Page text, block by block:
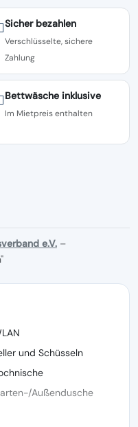
Sicher bezahlen
Verschlüsselte, sichere
Zahlung
Bettwäsche inklusive
Im Mietpreis enthalten
e.V. –
und Schüsseln
Außendusche